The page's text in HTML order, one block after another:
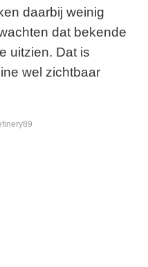
daarbij weinig
dat bekende
uitzien. Dat is
wel zichtbaar